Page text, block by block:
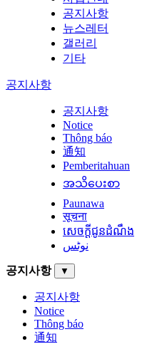
공지사항
뉴스레터
갤러리
기타
공지사항
공지사항
Notice
Thông báo
通知
Pemberitahuan
အသိပေးစာ
Paunawa
सूचना
សេចក្តីជូនដំណឹង
نوٹس
공지사항 ▼
공지사항
Notice
Thông báo
通知